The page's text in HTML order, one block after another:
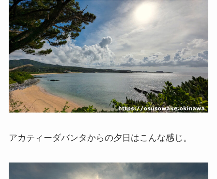
アカティーダバンタからの夕日はこんな感じ。